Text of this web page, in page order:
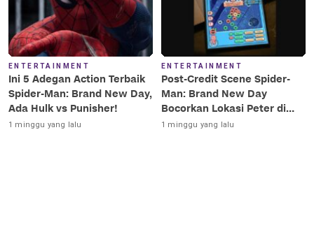
ENTERTAINMENT
Ini 5 Adegan Action Terbaik
Spider-Man: Brand New Day,
Ada Hulk vs Punisher!
1 minggu yang lalu
ENTERTAINMENT
Post-Credit Scene Spider-
Man: Brand New Day
Bocorkan Lokasi Peter di
Luar Angkasa!
1 minggu yang lalu